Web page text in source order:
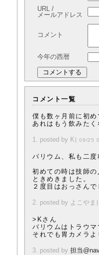
URL /
メールアドレス
コメント
今年の西暦
コメント一覧
僕も数ヶ月前に初め
あれはもう飲みたく
1. posted by K 09/25
バリウム、私も二度
初めての時は技師
ときめきました。
２度目はおっさん
2. posted by よこやま
>Kさん
バリウムはトラウマ
それでも胃カメラ
3. posted by 担当